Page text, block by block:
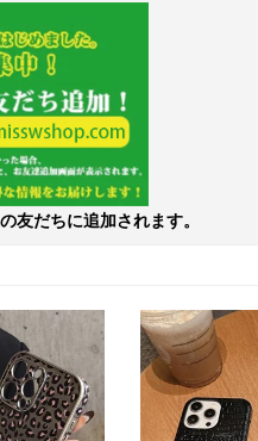
友だちに追加されます。